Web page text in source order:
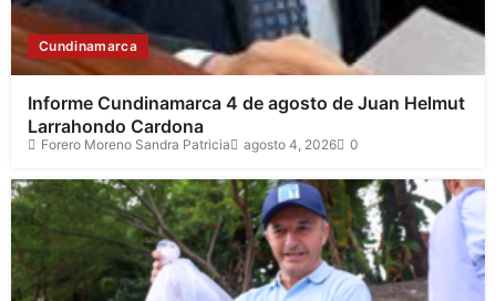
Cundinamarca
Informe Cundinamarca 4 de agosto de Juan Helmut
Larrahondo Cardona
Forero Moreno Sandra Patricia agosto 4, 2026 0